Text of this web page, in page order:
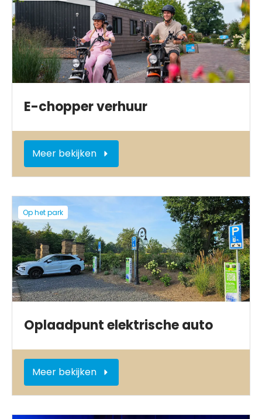
E-chopper verhuur
Meer bekijken
Op het park
Oplaadpunt elektrische auto
Meer bekijken